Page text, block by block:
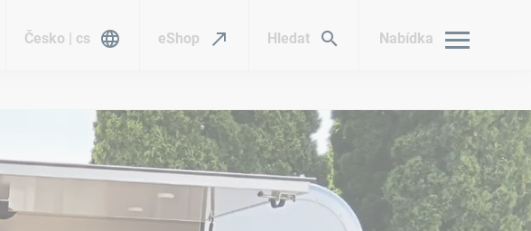
Česko | cs eShop Hledat Nabídka